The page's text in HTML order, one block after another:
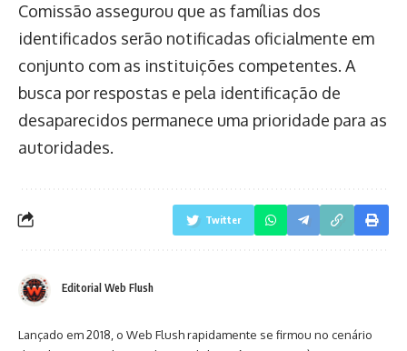
Comissão assegurou que as famílias dos
identificados serão notificadas oficialmente em
conjunto com as instituições competentes. A
busca por respostas e pela identificação de
desaparecidos permanece uma prioridade para as
autoridades.
Twitter
Editorial Web Flush
Lançado em 2018, o Web Flush rapidamente se firmou no cenário